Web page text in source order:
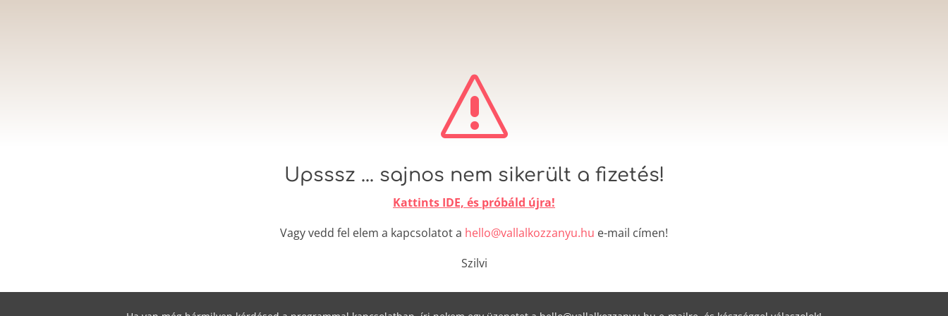
s
Upsssz ... sajnos nem sikerült a fizetés!
Kattints IDE, és próbáld újra!
Vagy vedd fel elem a kapcsolatot a hello@vallalkozzanyu.hu e-mail címen!
Szilvi